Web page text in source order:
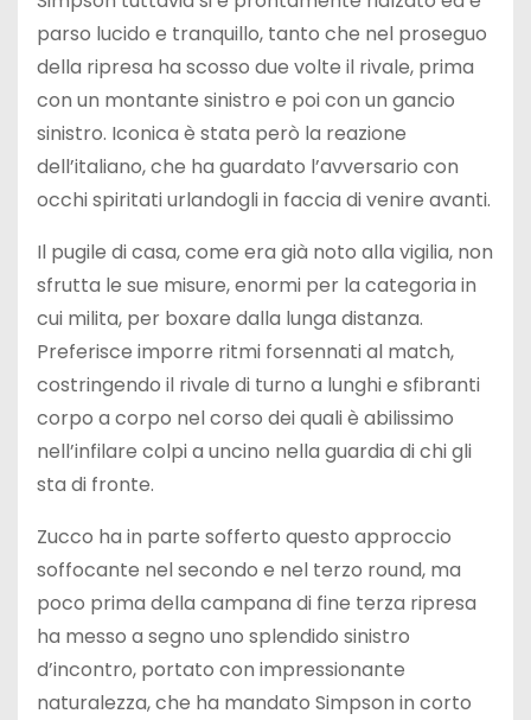
parso lucido e tranquillo, tanto che nel proseguo
della ripresa ha scosso due volte il rivale, prima
con un montante sinistro e poi con un gancio
sinistro. Iconica è stata però la reazione
dell’italiano, che ha guardato l’avversario con
occhi spiritati urlandogli in faccia di venire avanti.
Il pugile di casa, come era già noto alla vigilia, non
sfrutta le sue misure, enormi per la categoria in
cui milita, per boxare dalla lunga distanza.
Preferisce imporre ritmi forsennati al match,
costringendo il rivale di turno a lunghi e sfibranti
corpo a corpo nel corso dei quali è abilissimo
nell’infilare colpi a uncino nella guardia di chi gli
sta di fronte.
Zucco ha in parte sofferto questo approccio
soffocante nel secondo e nel terzo round, ma
poco prima della campana di fine terza ripresa
ha messo a segno uno splendido sinistro
d’incontro, portato con impressionante
naturalezza, che ha mandato Simpson in corto